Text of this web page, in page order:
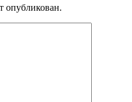
опубликован.